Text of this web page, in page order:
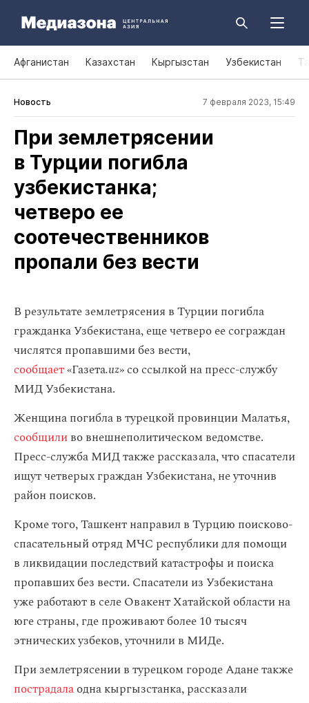
Афганистан Казахстан Кыргызстан Узбекистан
Новость 7 февраля 2023, 15:49
При землетрясении
в Турции погибла
узбекистанка;
четверо ее
соотечественников
пропали без вести
В результате землетрясения в Турции погибла
гражданка Узбекистана, еще четверо ее сограждан
числятся пропавшими без вести,
сообщает«‎Газета.uz» со ссылкой на пресс-службу
МИД Узбекистана.
Женщина погибла в турецкой провинции Малатья,
сообщиливо внешнеполитическом ведомстве.
Пресс-служба МИД также рассказала, что спасатели
ищут четверых граждан Узбекистана, не уточнив
район поисков.
Кроме того, Ташкент направил в Турцию поисково-
спасательный отряд МЧС республики для помощи
в ликвидации последствий катастрофы и поиска
пропавших без вести. Спасатели из Узбекистана
уже работают в селе Овакент Хатайской области на
юге страны, где проживают более 10 тысяч
этнических узбеков, уточнили в МИДе.
При землетрясении в турецком городе Адане также
пострадалаодна кыргызстанка, рассказали